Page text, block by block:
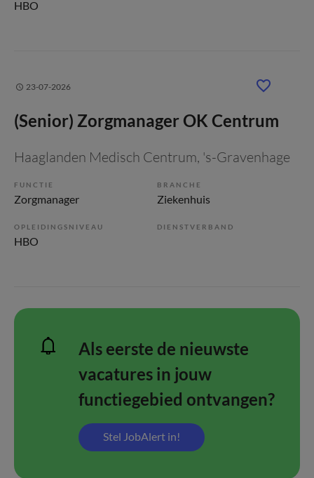
HBO
23-07-2026
(Senior) Zorgmanager OK Centrum
Haaglanden Medisch Centrum, 's-Gravenhage
FUNCTIE
Zorgmanager
BRANCHE
Ziekenhuis
OPLEIDINGSNIVEAU
HBO
DIENSTVERBAND
Als eerste de nieuwste
vacatures in jouw
functiegebied ontvangen?
Stel JobAlert in!